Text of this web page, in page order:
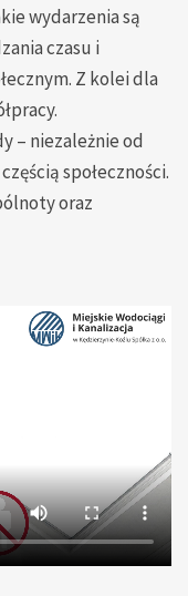
wydarzenia są
czasu i
Z kolei dla
– niezależnie od
społeczności.
oraz